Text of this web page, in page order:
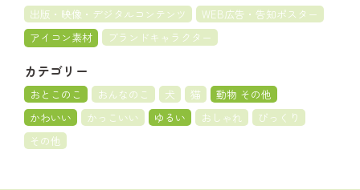
出版・映像・デジタルコンテンツ
WEB広告・告知ポスター
アイコン素材
ブランドキャラクター
カテゴリー
おとこのこ おんなのこ 犬 猫
動物 その他
かわいい
かっこいい ゆるい おしゃれ
びっくり
その他